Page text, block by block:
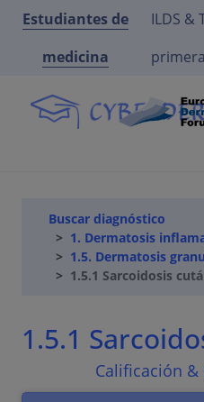
Estudiantes de
medicina
ILDS &
Buscar diagnóstico
1. Dermatosis
1.5. Dermatosis
1.5.1 Sarcoidosis
1.5.1
Calificación